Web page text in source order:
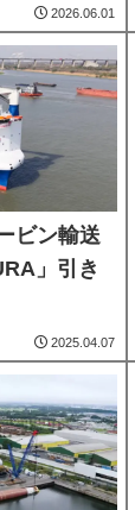
2026.06.01
ビン輸送
」引き
2025.04.07